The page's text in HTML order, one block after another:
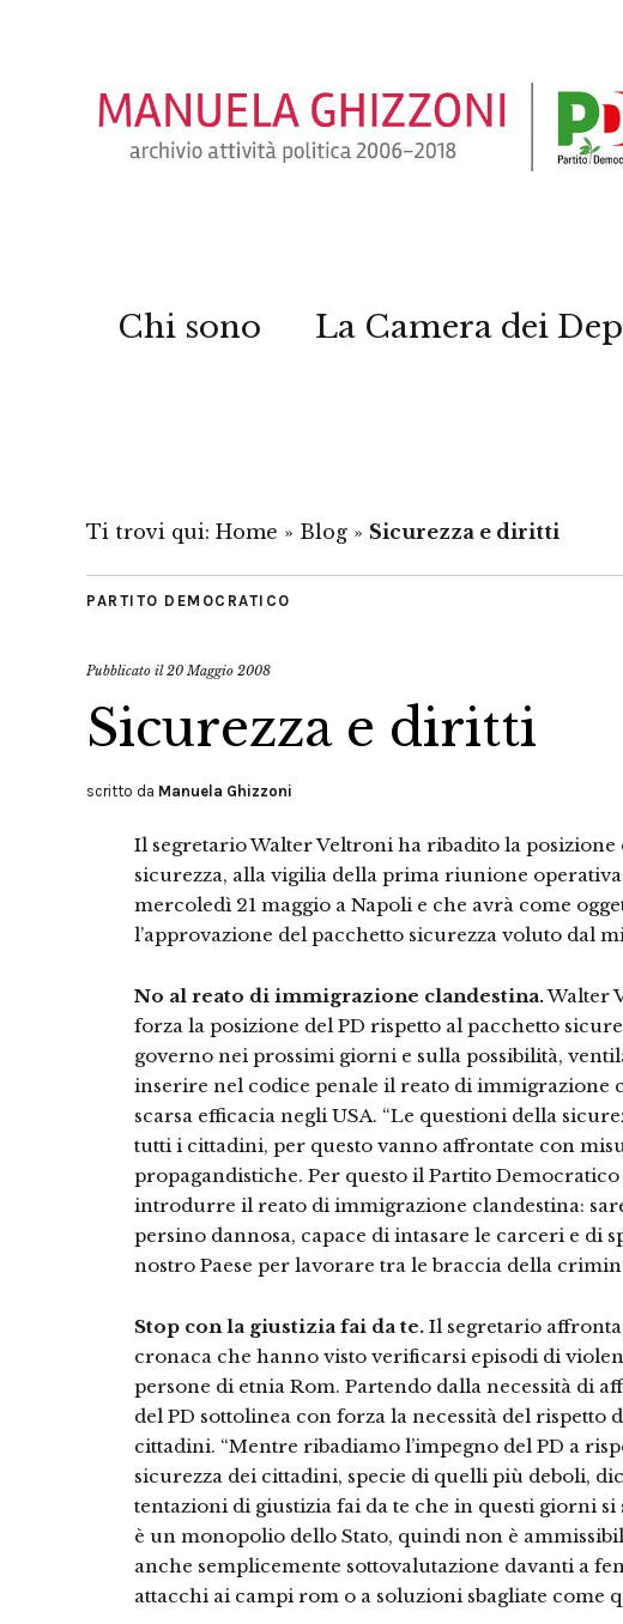
Chi sono La Camera dei
Ti trovi qui: Home » Blog » Sicurezza e diritti
PARTITO DEMOCRATICO
Pubblicato il20 Maggio 2008
Sicurezza e diritti
scritto da Manuela Ghizzoni
Il segretario Walter Veltroni ha ribadito la posizione
sicurezza, alla vigilia della prima riunione
mercoledì 21 maggio a Napoli e che avrà come
l’approvazione del pacchetto sicurezza voluto dal
No al reato di immigrazione clandestina.Walter
forza la posizione del PD rispetto al pacchetto
governo nei prossimi giorni e sulla possibilità,
inserire nel codice penale il reato di immigrazione
scarsa efficacia negli USA. “Le questioni della
tutti i cittadini, per questo vanno affrontate con
propagandistiche. Per questo il Partito Democratico
introdurre il reato di immigrazione clandestina:
persino dannosa, capace di intasare le carceri e di
nostro Paese per lavorare tra le braccia della
Stop con la giustizia fai da te. Il segretario
cronaca che hanno visto verificarsi episodi di
persone di etnia Rom. Partendo dalla necessità di
del PD sottolinea con forza la necessità del rispetto
cittadini. “Mentre ribadiamo l’impegno del PD a
sicurezza dei cittadini, specie di quelli più deboli,
tentazioni di giustizia fai da te che in questi giorni si
è un monopolio dello Stato, quindi non è
anche semplicemente sottovalutazione davanti a
attacchi ai campi rom o a soluzioni sbagliate come